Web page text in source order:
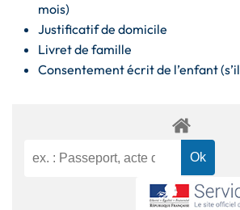
mois)
Justificatif de domicile
Livret de famille
Consentement écrit de l’enfant (s’il